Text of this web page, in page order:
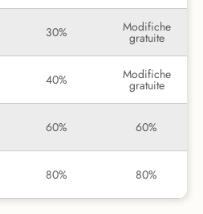
30% Modifiche
gratuite
40% Modifiche
gratuite
60% 60%
80% 80%